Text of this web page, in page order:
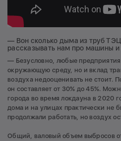
— Вон сколько дыма из труб ТЭЦ
рассказывать нам про машины и
— Безусловно, любые предприятия
окружающую среду, но и вклад
воздуха недооценивать не стоит.
он составляет от 30% до 45%.
города во время локдауна в 2020
дома и на улицах практически не
продолжали работать, но воздух
Общий, валовый объем выбросов